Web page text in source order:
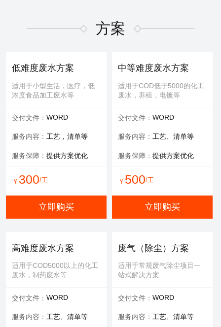
制，增加或删减功能版块等
维修内容：提供编程服务
可选服务：提供管线材料
立即购买
式膜，板式膜，陶瓷膜等
可选服务：提供清洗药剂
服务保障：通量至70%
立即购买
有限空间作业
适用于一体化设备内部，
井，窖，地下操作室等
安全保障：专业设备持证
服务内容：清理，维修等
立即购买
填料更换
适用于河道，池塘，景观
水，污水池体，环保设备等
可选服务：填料购买
立即购买
方案
低难度废水方案
适用于小型生活，医疗，低
浓度食品加工废水等
交付文件： WORD
服务内容： 工艺，清单等
服务保障： 提供方案优化
￥ 300/工
立即购买
中等难度废水方案
适用于COD低于5000的化工
废水，养殖，电镀等
交付文件： WORD
服务内容： 工艺、清单等
服务保障： 提供方案优化
￥ 500/工
立即购买
高难度废水方案
适用于COD5000以上的化工
废水，制药废水等
交付文件： WORD
服务内容： 工艺、清单等
废气（除尘）方案
适用于常规废气除尘项目一
站式解决方案
交付文件： WORD
服务内容： 工艺、清单等